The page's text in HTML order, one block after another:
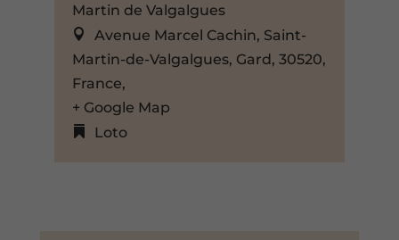
Martin de Valgalgues
Avenue Marcel Cachin, Saint-
Martin-de-Valgalgues, Gard, 30520,
France,
+ Google Map
Loto